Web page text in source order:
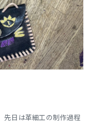
先日は革細工の制作過程